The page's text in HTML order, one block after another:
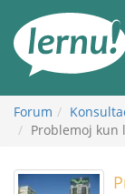
Forum
Problemoj kun